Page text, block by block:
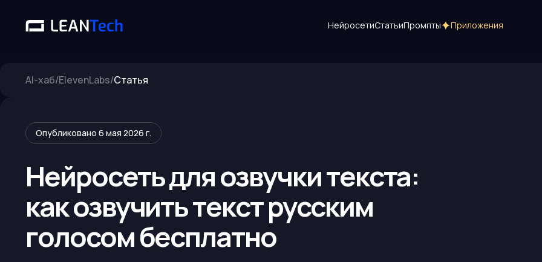
НейросетиСтатьиПромпты Приложения
AI-хаб/ElevenLabs/Статья
Опубликовано 6 мая 2026 г.
Нейросеть для озвучки текста:
как озвучить текст русским
голосом бесплатно